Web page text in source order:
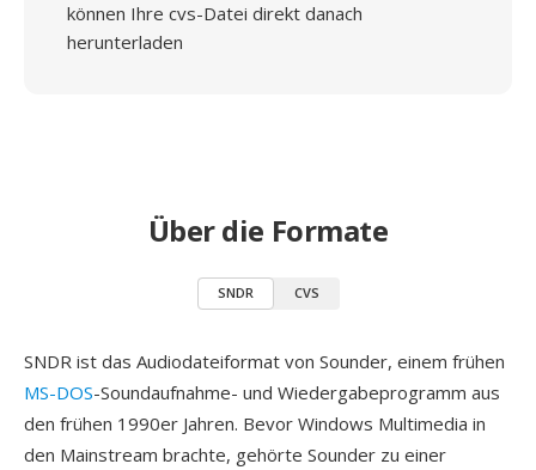
können Ihre cvs-Datei direkt danach
herunterladen
Über die Formate
SNDR CVS
SNDR ist das Audiodateiformat von Sounder, einem frühen
MS-DOS-Soundaufnahme- und Wiedergabeprogramm aus
den frühen 1990er Jahren. Bevor Windows Multimedia in
den Mainstream brachte, gehörte Sounder zu einer